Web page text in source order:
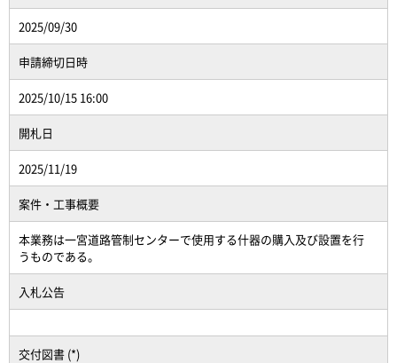
2025/09/30
申請締切日時
2025/10/15 16:00
開札日
2025/11/19
案件・工事概要
本業務は一宮道路管制センターで使用する什器の購入及び設置を行
うものである。
入札公告
交付図書 (*)